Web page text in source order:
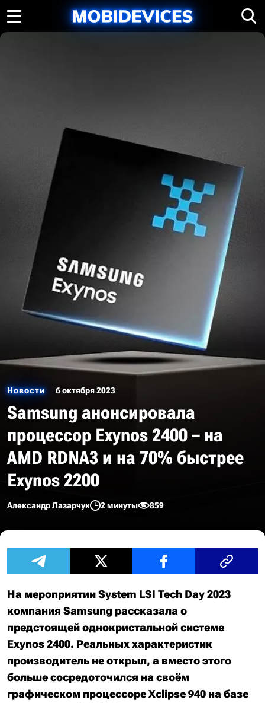
Новости 6 октября 2023
Samsung анонсировала
процессор Exynos 2400 – на
AMD RDNA3 и на 70% быстрее
Exynos 2200
Александр Лазарчук 2 минуты 859
На мероприятии System LSI Tech Day 2023
компания Samsung рассказала о
предстоящей однокристальной системе
Exynos 2400. Реальных характеристик
производитель не открыл, а вместо этого
больше сосредоточился на своём
графическом процессоре Xclipse 940 на базе